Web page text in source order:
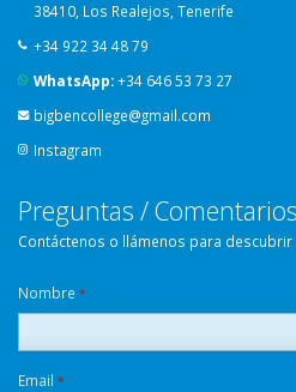
38410, Los Realejos, Tenerife
+34 922 34 48 79
WhatsApp:+34 646 53 73 27
bigbencollege@gmail.com
Instagram
Preguntas / Comentarios
Contáctenos o llámenos para
Nombre *
Email *